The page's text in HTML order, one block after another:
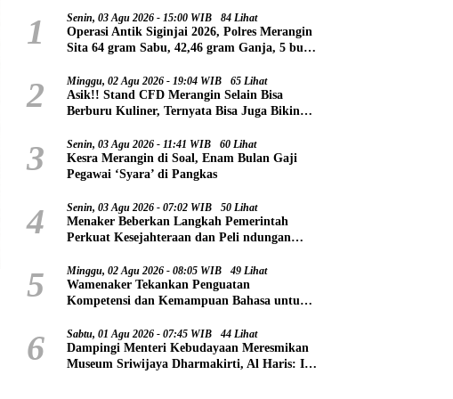
1 Senin, 03 Agu 2026 - 15:00 WIB 84 Lihat
Operasi Antik Siginjai 2026, Polres Merangin
Sita 64 gram Sabu, 42,46 gram Ganja, 5 butir
2 Minggu, 02 Agu 2026 - 19:04 WIB 65 Lihat
Asik!! Stand CFD Merangin Selain Bisa
Berburu Kuliner, Ternyata Bisa Juga Bikin
3 Senin, 03 Agu 2026 - 11:41 WIB 60 Lihat
Kesra Merangin di Soal, Enam Bulan Gaji
Pegawai ‘Syara’ di Pangkas
4 Senin, 03 Agu 2026 - 07:02 WIB 50 Lihat
Menaker Beberkan Langkah Pemerintah
Perkuat Kesejahteraan dan Peli ndungan
5 Minggu, 02 Agu 2026 - 08:05 WIB 49 Lihat
Wamenaker Tekankan Penguatan
Kompetensi dan Kemampuan Bahasa untuk
6 Sabtu, 01 Agu 2026 - 07:45 WIB 44 Lihat
Dampingi Menteri Kebudayaan Meresmikan
Museum Sriwijaya Dharmakirti, Al Haris: Ini